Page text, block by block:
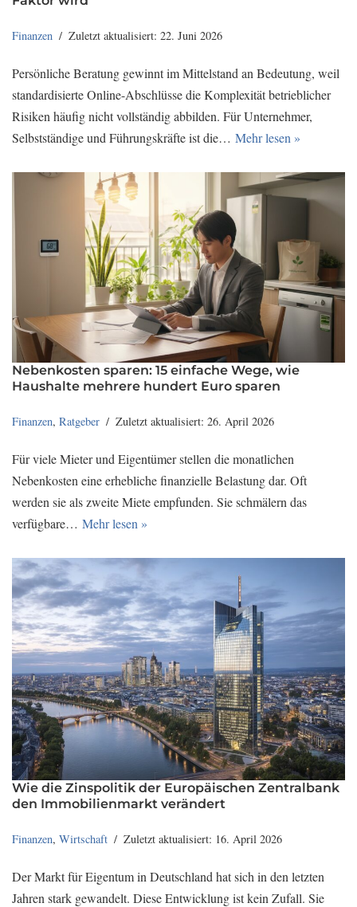
Finanzen Zuletzt aktualisiert: 22. Juni 2026
Persönliche Beratung gewinnt im Mittelstand an Bedeutung, weil
standardisierte Online-Abschlüsse die Komplexität betrieblicher
Risiken häufig nicht vollständig abbilden. Für Unternehmer,
Selbstständige und Führungskräfte ist die… Mehr lesen »
Nebenkosten sparen: 15 einfache Wege, wie
Haushalte mehrere hundert Euro sparen
Finanzen, Ratgeber Zuletzt aktualisiert: 26. April 2026
Für viele Mieter und Eigentümer stellen die monatlichen
Nebenkosten eine erhebliche finanzielle Belastung dar. Oft
werden sie als zweite Miete empfunden. Sie schmälern das
verfügbare… Mehr lesen »
Wie die Zinspolitik der Europäischen Zentralbank
den Immobilienmarkt verändert
Finanzen, Wirtschaft Zuletzt aktualisiert: 16. April 2026
Der Markt für Eigentum in Deutschland hat sich in den letzten
Jahren stark gewandelt. Diese Entwicklung ist kein Zufall. Sie